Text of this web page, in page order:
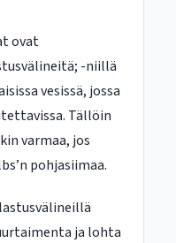
ovat
-niillä
vesissä, jossa
Tällöin
varmaa, jos
pohjasiimaa.
ja lohta